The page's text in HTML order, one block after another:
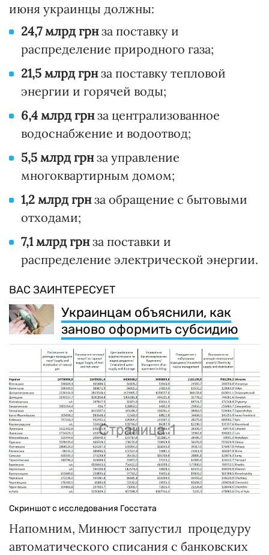
июня украинцы должны:
24,7 млрд грнза поставку и
распределение природного газа;
21,5 млрд грнза поставку тепловой
энергии и горячей воды;
6,4 млрд грнза централизованное
водоснабжение и водоотвод;
5,5 млрд грнза управление
многоквартирным домом;
1,2 млрд грнза обращение с бытовыми
отходами;
7,1 млрд грнза поставки и
распределение электрической энергии.
ВАС ЗАИНТЕРЕСУЕТ
Украинцам объяснили, как
заново оформить субсидию
Скриншот с исследования Госстата
Напомним, Минюст запустил процедуру
автоматического списания с банковских